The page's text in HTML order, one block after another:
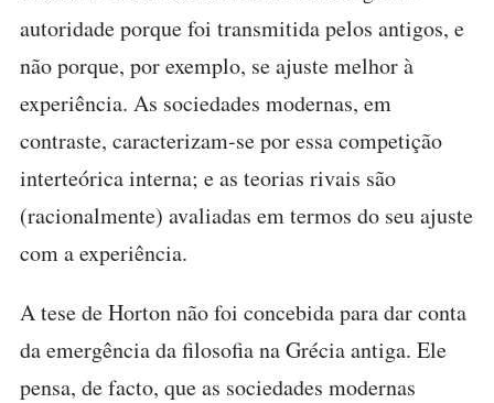
autoridade porque foi transmitida pelos antigos, e
não porque, por exemplo, se ajuste melhor à
experiência. As sociedades modernas, em
contraste, caracterizam-se por essa competição
interteórica interna; e as teorias rivais são
(racionalmente) avaliadas em termos do seu ajuste
com a experiência.
A tese de Horton não foi concebida para dar conta
da emergência da filosofia na Grécia antiga. Ele
pensa, de facto, que as sociedades modernas